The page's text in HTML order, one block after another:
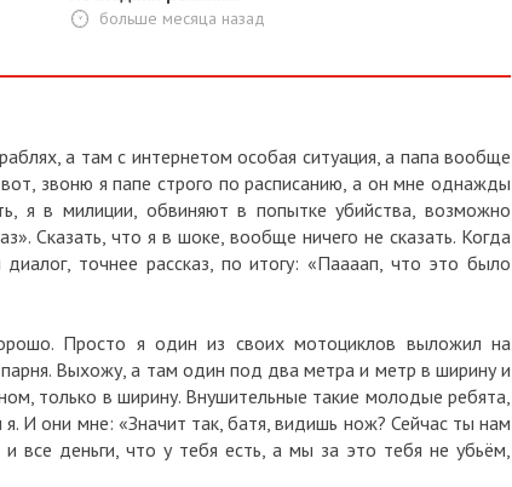
больше месяца назад
а там с интернетом особая ситуация, а папа вообще
звоню я папе строго по расписанию, а он мне однажды
я в милиции, обвиняют в попытке убийства, возможно
Сказать, что я в шоке, вообще ничего не сказать. Когда
точнее рассказ, по итогу: «Паааап, что это было
Просто я один из своих мотоциклов выложил на
Выхожу, а там один под два метра и метр в ширину и
только в ширину. Внушительные такие молодые ребята,
И они мне: «Значит так, батя, видишь нож? Сейчас ты нам
все деньги, что у тебя есть, а мы за это тебя не убьём,